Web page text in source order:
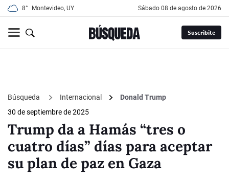
8° Montevideo, UY sábado 08 de agosto de 2026
Suscribite
Búsqueda Internacional
Donald Trump
30 de septiembre de 2025
Trump da a Hamás “tres o
cuatro días” días para aceptar
su plan de paz en Gaza